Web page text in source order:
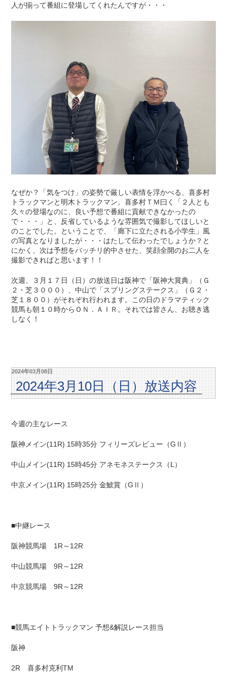
人が揃って番組に登場してくれたんですが・・・
なぜか？「気をつけ」の姿勢で厳しい表情を浮かべる、喜多村
トラックマンと明木トラックマン。喜多村ＴＭ曰く「２人とも
久々の登場なのに、良い予想で番組に貢献できなかったの
で・・・」と、反省しているような雰囲気で撮影してほしいと
のことでした。ということで、「廊下に立たされる小学生」風
の写真となりましたが・・・はたして伝わったでしょうか？と
にかく、次は予想をバッチリ的中させた、笑顔全開のお二人を
撮影できればと思います！！
次週、３月１７日（日）の放送日は阪神で「阪神大賞典」（Ｇ
２・芝３０００）、中山で「スプリングステークス」（Ｇ２・
芝１８００）がそれぞれ行われます。この日のドラマティック
競馬も朝１０時からＯＮ．ＡＩＲ。それでは皆さん、お聴き逃
しなく！
2024年03月08日
2024年3月10日（日）放送内容
今週の主なレース
阪神メイン(11R) 15時35分 フィリーズレビュー（GⅡ）
中山メイン(11R) 15時45分 アネモネステークス（Ⅼ）
中京メイン(11R) 15時25分 金鯱賞（GⅡ）
■中継レース
阪神競馬場 1R～12R
中山競馬場 9R～12R
中京競馬場 9R～12R
■競馬エイトトラックマン 予想&解説レース担当
阪神
2R 喜多村克利TM